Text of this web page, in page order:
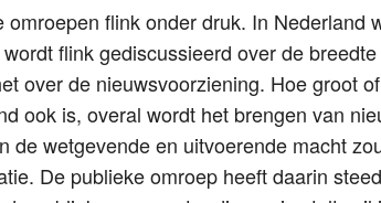
flink onder druk. In Nederland
flink gediscussieerd over de
over de nieuwsvoorziening. Hoe groot
ook is, overal wordt het brengen van
de wetgevende en uitvoerende macht
De publieke omroep heeft daarin